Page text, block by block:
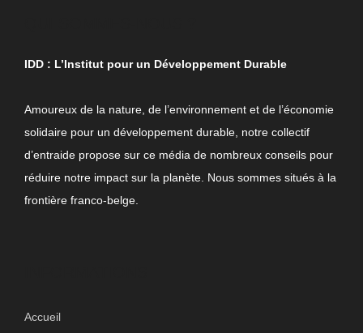
IDD : L’Institut pour un Développement Durable
Amoureux de la nature, de l’environnement et de l’économie
solidaire pour un développement durable, notre collectif
d’entraide propose sur ce média de nombreux conseils pour
réduire notre impact sur la planète. Nous sommes situés à la
frontière franco-belge.
Accueil